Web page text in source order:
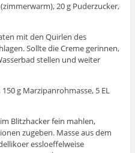
20 g Puderzucker,
mit den Quirlen des
Sollte die Creme gerinnen,
stellen und weiter
150 g Marzipanrohmasse, 5 EL
Blitzhacker fein mahlen,
zugeben. Masse aus dem
essloeffelweise